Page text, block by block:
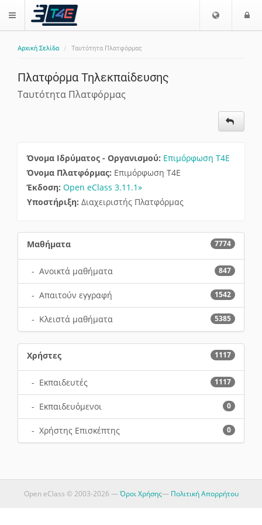
$langMenu
Επιλογή
Αρχική Σελίδα Ταυτότητα Πλατφόρμας
Πλατφόρμα Τηλεκπαίδευσης
Ταυτότητα Πλατφόρμας
Όνομα Ιδρύματος - Οργανισμού: Επιμόρφωση Τ4Ε
Όνομα Πλατφόρμας: Επιμόρφωση Τ4Ε
Έκδοση: Open eClass 3.11.1»
Υποστήριξη: Διαχειριστής Πλατφόρμας
Μαθήματα 7774
- Ανοικτά μαθήματα 847
- Απαιτούν εγγραφή 1542
- Κλειστά μαθήματα 5385
Χρήστες 1117
- Εκπαιδευτές 1117
- Εκπαιδευόμενοι 0
- Χρήστης Επισκέπτης 0
Open eClass © 2003-2026 —Όροι Χρήσης— Πολιτική Απορρήτου